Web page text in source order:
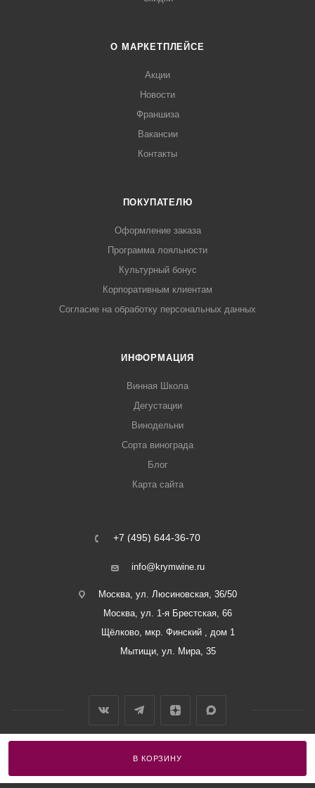
В КОРЗИНУ
О МАРКЕТПЛЕЙСЕ
Акции
Новости
Франшиза
Вакансии
Контакты
ПОКУПАТЕЛЮ
Оформление заказа
Программа лояльности
Культурный бонус
Корпоративным клиентам
Согласие на обработку персональных данных
ИНФОРМАЦИЯ
Винная Школа
Дегустации
Винодельни
Сорта винограда
Блог
Карта сайта
+7 (495) 644-36-70
info@krymwine.ru
Москва, ул. Люсиновская, 36/50
Москва, ул. 1-я Брестская, 66
Щёлково, мкр. Финский , дом 1
Мытищи, ул. Мира, 35
2026 © ООО «Винный Дом Балаклавы»